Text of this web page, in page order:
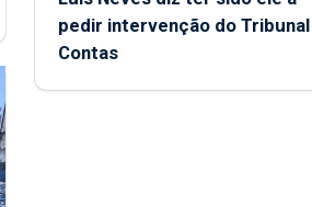
pedir intervenção do
Contas